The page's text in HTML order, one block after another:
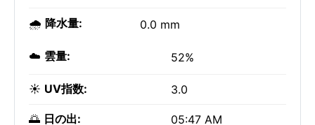
🌧️ 降水量: 0.0 mm
☁️ 雲量: 52%
☀️ UV指数: 3.0
🌅 日の出: 05:47 AM